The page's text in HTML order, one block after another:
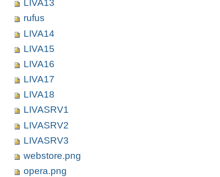
LIVA13
rufus
LIVA14
LIVA15
LIVA16
LIVA17
LIVA18
LIVASRV1
LIVASRV2
LIVASRV3
webstore.png
opera.png